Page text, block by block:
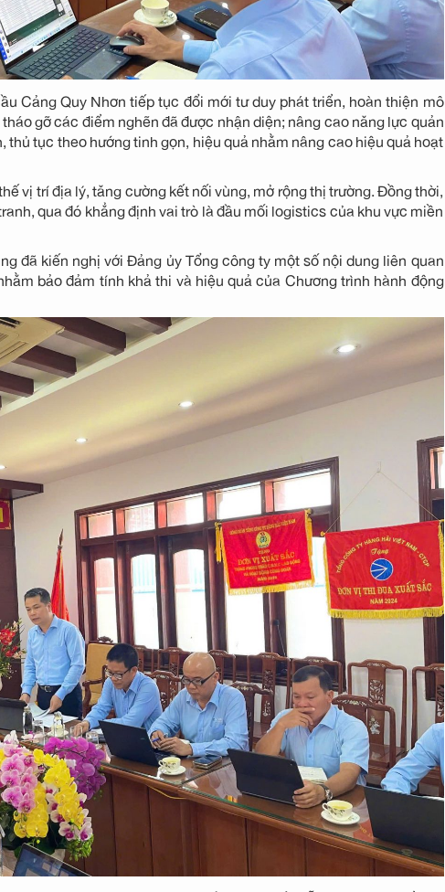
Cảng Quy Nhơn tiếp tục đổi mới tư duy phát triển, hoàn thiện mô
gỡ các điểm nghẽn đã được nhận diện; nâng cao năng lực quản
tục theo hướng tinh gọn, hiệu quả nhằm nâng cao hiệu quả hoạt
vị trí địa lý, tăng cường kết nối vùng, mở rộng thị trường. Đồng thời,
qua đó khẳng định vai trò là đầu mối logistics của khu vực miền
đã kiến nghị với Đảng ủy Tổng công ty một số nội dung liên quan
bảo đảm tính khả thi và hiệu quả của Chương trình hành động